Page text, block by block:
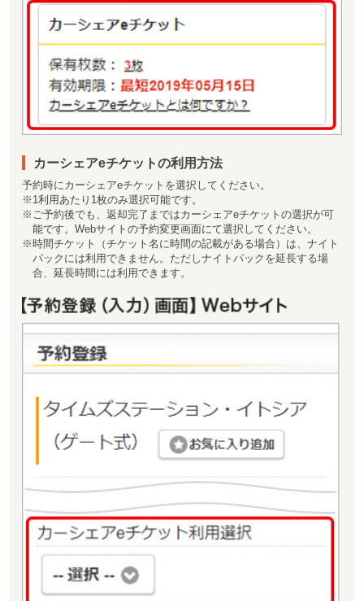
カーシェアeチケットの利用方法
予約時にカーシェアeチケットを選択してください。
※1利用あたり1枚のみ選択可能です。
※ご予約後でも、返却完了まではカーシェアeチケットの選択が可
能です。Webサイトの予約変更画面にて選択してください。
※時間チケット（チケット名に時間の記載がある場合）は、ナイト
パックには利用できません。ただしナイトパックを延長する場
合、延長時間には利用できます。